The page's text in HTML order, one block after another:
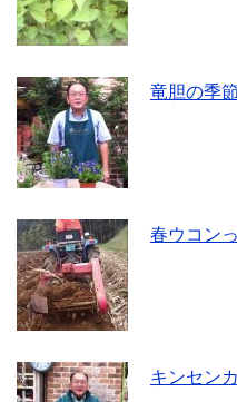
竜胆の季
春ウコン
キンセン